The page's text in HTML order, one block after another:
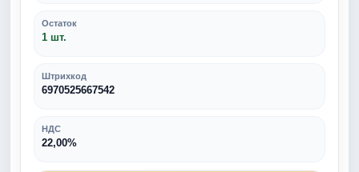
Остаток
1 шт.
Штрихкод
6970525667542
НДС
22,00%